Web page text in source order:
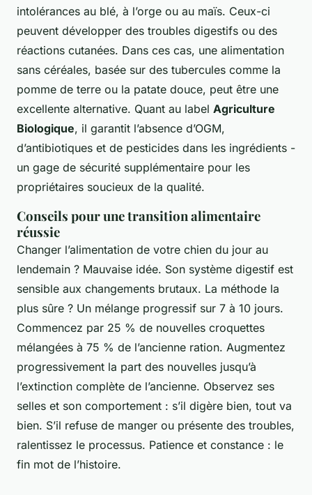
intolérances au blé, à l’orge ou au maïs. Ceux-ci
peuvent développer des troubles digestifs ou des
réactions cutanées. Dans ces cas, une alimentation
sans céréales, basée sur des tubercules comme la
pomme de terre ou la patate douce, peut être une
excellente alternative. Quant au label Agriculture
Biologique, il garantit l’absence d’OGM,
d’antibiotiques et de pesticides dans les ingrédients -
un gage de sécurité supplémentaire pour les
propriétaires soucieux de la qualité.
Conseils pour une transition alimentaire
réussie
Changer l’alimentation de votre chien du jour au
lendemain ? Mauvaise idée. Son système digestif est
sensible aux changements brutaux. La méthode la
plus sûre ? Un mélange progressif sur 7 à 10 jours.
Commencez par 25 % de nouvelles croquettes
mélangées à 75 % de l’ancienne ration. Augmentez
progressivement la part des nouvelles jusqu’à
l’extinction complète de l’ancienne. Observez ses
selles et son comportement : s’il digère bien, tout va
bien. S’il refuse de manger ou présente des troubles,
ralentissez le processus. Patience et constance : le
fin mot de l’histoire.